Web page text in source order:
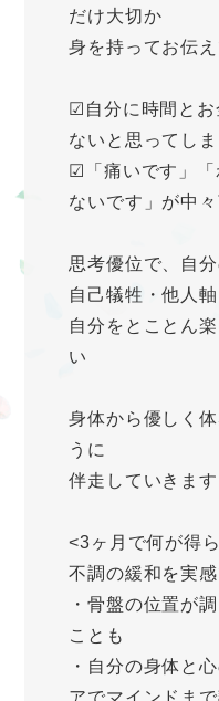
だけ大切か
身を持ってお伝え
☑自分に時間とお
ないと思ってしま
☑「痛いです」「
ないです」が中
思考優位で、自
自己犠牲・他人
自分をとことん
い
身体から優しく
うに
伴走していきま
<3ヶ月で何が得
不調の緩和を実
・骨盤の位置が
ことも
・自分の身体と